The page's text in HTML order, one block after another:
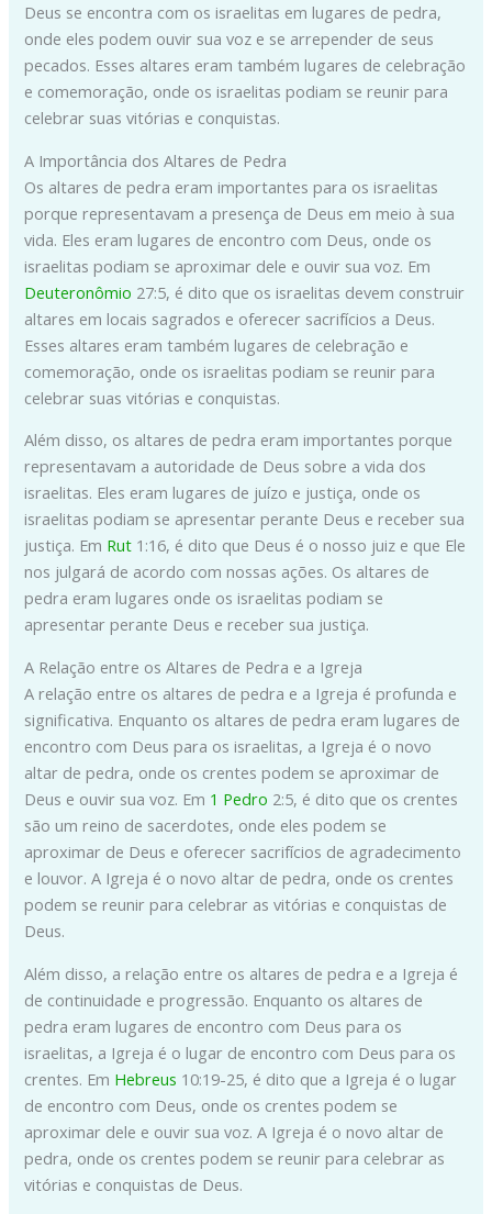
Deus se encontra com os israelitas em lugares de pedra,
onde eles podem ouvir sua voz e se arrepender de seus
pecados. Esses altares eram também lugares de celebração
e comemoração, onde os israelitas podiam se reunir para
celebrar suas vitórias e conquistas.
A Importância dos Altares de Pedra
Os altares de pedra eram importantes para os israelitas
porque representavam a presença de Deus em meio à sua
vida. Eles eram lugares de encontro com Deus, onde os
israelitas podiam se aproximar dele e ouvir sua voz. Em
Deuteronômio 27:5, é dito que os israelitas devem construir
altares em locais sagrados e oferecer sacrifícios a Deus.
Esses altares eram também lugares de celebração e
comemoração, onde os israelitas podiam se reunir para
celebrar suas vitórias e conquistas.
Além disso, os altares de pedra eram importantes porque
representavam a autoridade de Deus sobre a vida dos
israelitas. Eles eram lugares de juízo e justiça, onde os
israelitas podiam se apresentar perante Deus e receber sua
justiça. Em Rut 1:16, é dito que Deus é o nosso juiz e que Ele
nos julgará de acordo com nossas ações. Os altares de
pedra eram lugares onde os israelitas podiam se
apresentar perante Deus e receber sua justiça.
A Relação entre os Altares de Pedra e a Igreja
A relação entre os altares de pedra e a Igreja é profunda e
significativa. Enquanto os altares de pedra eram lugares de
encontro com Deus para os israelitas, a Igreja é o novo
altar de pedra, onde os crentes podem se aproximar de
Deus e ouvir sua voz. Em 1 Pedro 2:5, é dito que os crentes
são um reino de sacerdotes, onde eles podem se
aproximar de Deus e oferecer sacrifícios de agradecimento
e louvor. A Igreja é o novo altar de pedra, onde os crentes
podem se reunir para celebrar as vitórias e conquistas de
Deus.
Além disso, a relação entre os altares de pedra e a Igreja é
de continuidade e progressão. Enquanto os altares de
pedra eram lugares de encontro com Deus para os
israelitas, a Igreja é o lugar de encontro com Deus para os
crentes. Em Hebreus 10:19-25, é dito que a Igreja é o lugar
de encontro com Deus, onde os crentes podem se
aproximar dele e ouvir sua voz. A Igreja é o novo altar de
pedra, onde os crentes podem se reunir para celebrar as
vitórias e conquistas de Deus.